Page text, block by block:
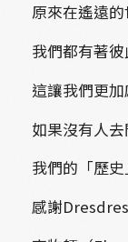
原來在遙遠
我們都有著
這讓我們更
如果沒有人去
我們的「歷
感謝